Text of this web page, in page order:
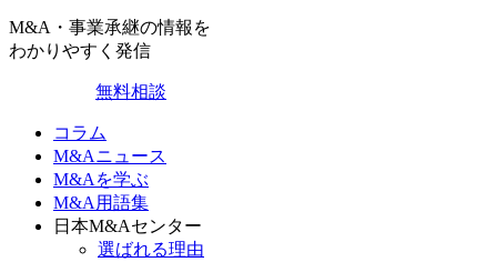
M&A・事業承継の情報を
わかりやすく発信
無料相談
コラム
M&Aニュース
M&Aを学ぶ
M&A用語集
日本M&Aセンター
選ばれる理由